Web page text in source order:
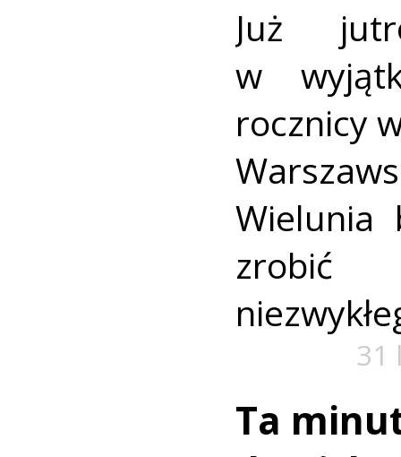
Już
w
rocznicy
Wielunia
zrobić
31
Ta